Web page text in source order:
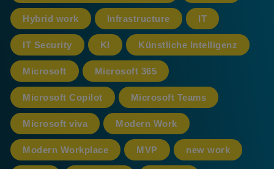
Hybrid work Infrastructure IT
IT Security KI Künstliche Intelligenz
Microsoft Microsoft 365
Microsoft Copilot Microsoft Teams
Microsoft viva Modern Work
Modern Workplace MVP new work